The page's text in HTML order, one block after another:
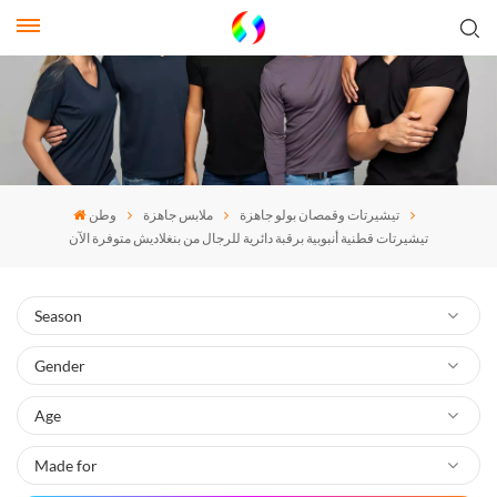
وطن ملابس جاهزة
تيشيرتات وقمصان بولو جاهزة
تيشيرتات قطنية أنبوبية برقبة دائرية للرجال من بنغلاديش متوفرة الآن